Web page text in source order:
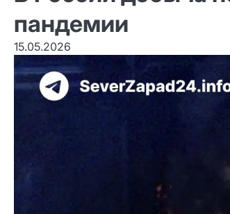
пандемии
15.05.2026